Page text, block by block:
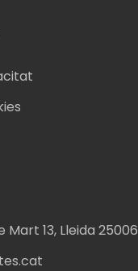
13, Lleida 25006